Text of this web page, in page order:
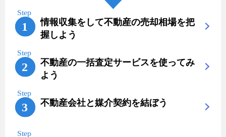
情報収集をして不動産の売却相場を把
握しよう
不動産の一括査定サービスを使ってみ
よう
不動産会社と媒介契約を結ぼう